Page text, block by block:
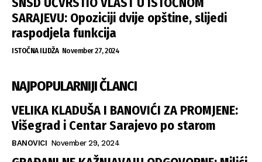
SARAJEVU: Opoziciji dvije opštine, slijedi
raspodjela funkcija
ISTOČNA ILIDŽA November 27, 2024
NAJPOPULARNIJI ČLANCI
VELIKA KLADUŠA I BANOVIĆI ZA PROMJENE:
Višegrad i Centar Sarajevo po starom
BANOVICI November 29, 2024